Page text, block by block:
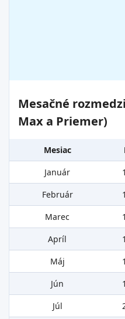
Mesačné
Max a Priemer)
Mesiac
Január
Február
Marec
Apríl
Máj
Jún
Júl